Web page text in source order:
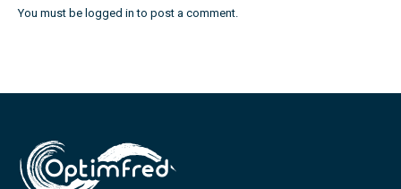
You must be logged in to post a comment.